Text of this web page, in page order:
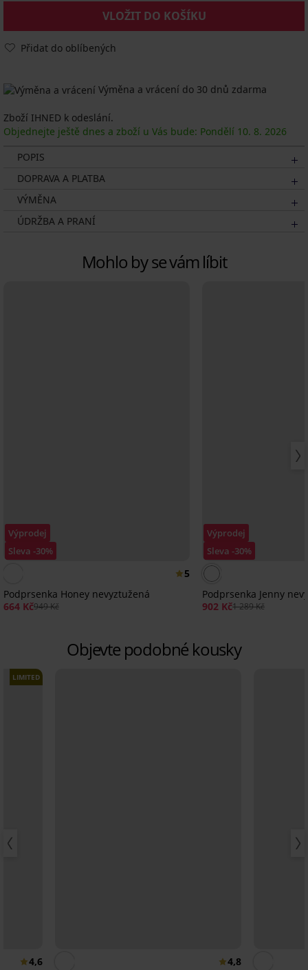
VLOŽIT DO KOŠÍKU
Přidat do oblíbených
Výměna a vrácení do 30 dnů zdarma
Zboží IHNED k odeslání.
Objednejte ještě dnes a zboží u Vás bude: Pondělí 10. 8. 2026
POPIS
DOPRAVA A PLATBA
VÝMĚNA
ÚDRŽBA A PRANÍ
Mohlo by se vám líbit
Výprodej
Sleva -30%
5
Podprsenka Honey nevyztužená
664 Kč949 Kč
Výprodej
Sleva -30%
Podprsenka Jenny
902 Kč1 289 Kč
Objevte podobné kousky
LIMITED
4,6
4,8